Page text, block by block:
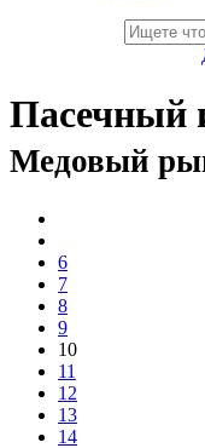
Пасечный
Медовый
6
7
8
9
10
11
12
13
14